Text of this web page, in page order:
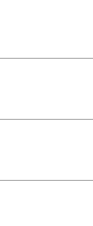
können. Durch
mehr
neuen